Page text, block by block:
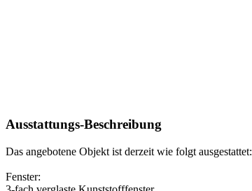
Ausstattungs-Beschreibung
Das angebotene Objekt ist derzeit wie folgt ausgestattet:
Fenster: